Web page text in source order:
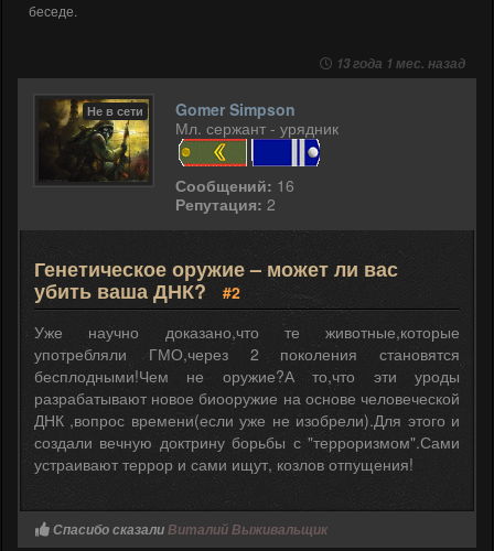
беседе.
13 года 1 мес. назад
Не в сети
Gomer Simpson
Мл. сержант - урядник
Сообщений: 16
Репутация: 2
Генетическое оружие – может ли вас
убить ваша ДНК?
#2
Уже научно доказано,что те животные,которые
употребляли ГМО,через 2 поколения становятся
бесплодными!Чем не оружие?А то,что эти уроды
разрабатывают новое биооружие на основе человеческой
ДНК ,вопрос времени(если уже не изобрели).Для этого и
создали вечную доктрину борьбы с "терроризмом".Сами
устраивают террор и сами ищут, козлов отпущения!
Спасибо сказалиВиталий Выживальщик